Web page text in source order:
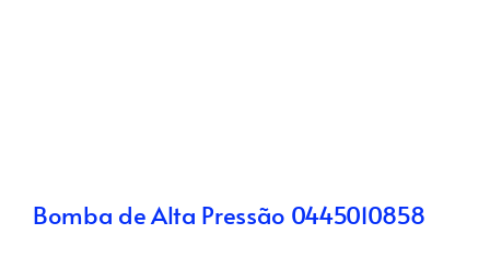
Bomba de Alta Pressão 0445010858